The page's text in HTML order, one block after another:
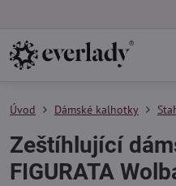
Úvod Dámské kalhotky
Zeštíhlující
FIGURATA